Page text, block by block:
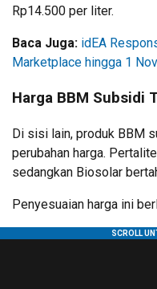
Rp14.500 per liter.
Baca Juga: idEA
Marketplace hingga 1
Harga BBM Subsidi
Di sisi lain, produk BBM
perubahan harga.
sedangkan Biosolar
Penyesuaian harga ini